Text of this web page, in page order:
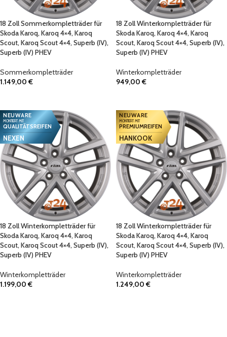
18 Zoll Sommerkompletträder für
Skoda Karoq, Karoq 4×4, Karoq
Scout, Karoq Scout 4×4, Superb (IV),
Superb (IV) PHEV
Sommerkompletträder
1.149,00€
18 Zoll Winterkompletträder für
Skoda Karoq, Karoq 4×4, Karoq
Scout, Karoq Scout 4×4, Superb (IV),
Superb (IV) PHEV
Winterkompletträder
949,00€
NEUWARE
MONTIERT MIT
QUALITÄTSREIFEN
NEXEN
18 Zoll Winterkompletträder für
Skoda Karoq, Karoq 4×4, Karoq
Scout, Karoq Scout 4×4, Superb (IV),
Superb (IV) PHEV
Winterkompletträder
1.199,00€
NEUWARE
MONTIERT MIT
PREMIUMREIFEN
HANKOOK
18 Zoll Winterkompletträder für
Skoda Karoq, Karoq 4×4, Karoq
Scout, Karoq Scout 4×4, Superb (IV),
Superb (IV) PHEV
Winterkompletträder
1.249,00€